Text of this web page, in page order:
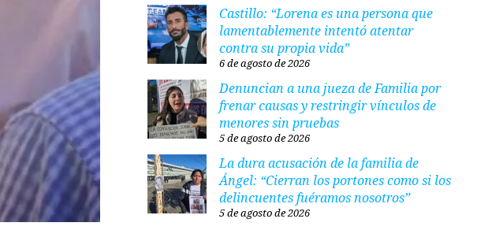
Castillo: “Lorena es una persona que
lamentablemente intentó atentar
contra su propia vida”
6 de agosto de 2026
Denuncian a una jueza de Familia por
frenar causas y restringir vínculos de
menores sin pruebas
5 de agosto de 2026
La dura acusación de la familia de
Ángel: “Cierran los portones como si los
delincuentes fuéramos nosotros”
5 de agosto de 2026